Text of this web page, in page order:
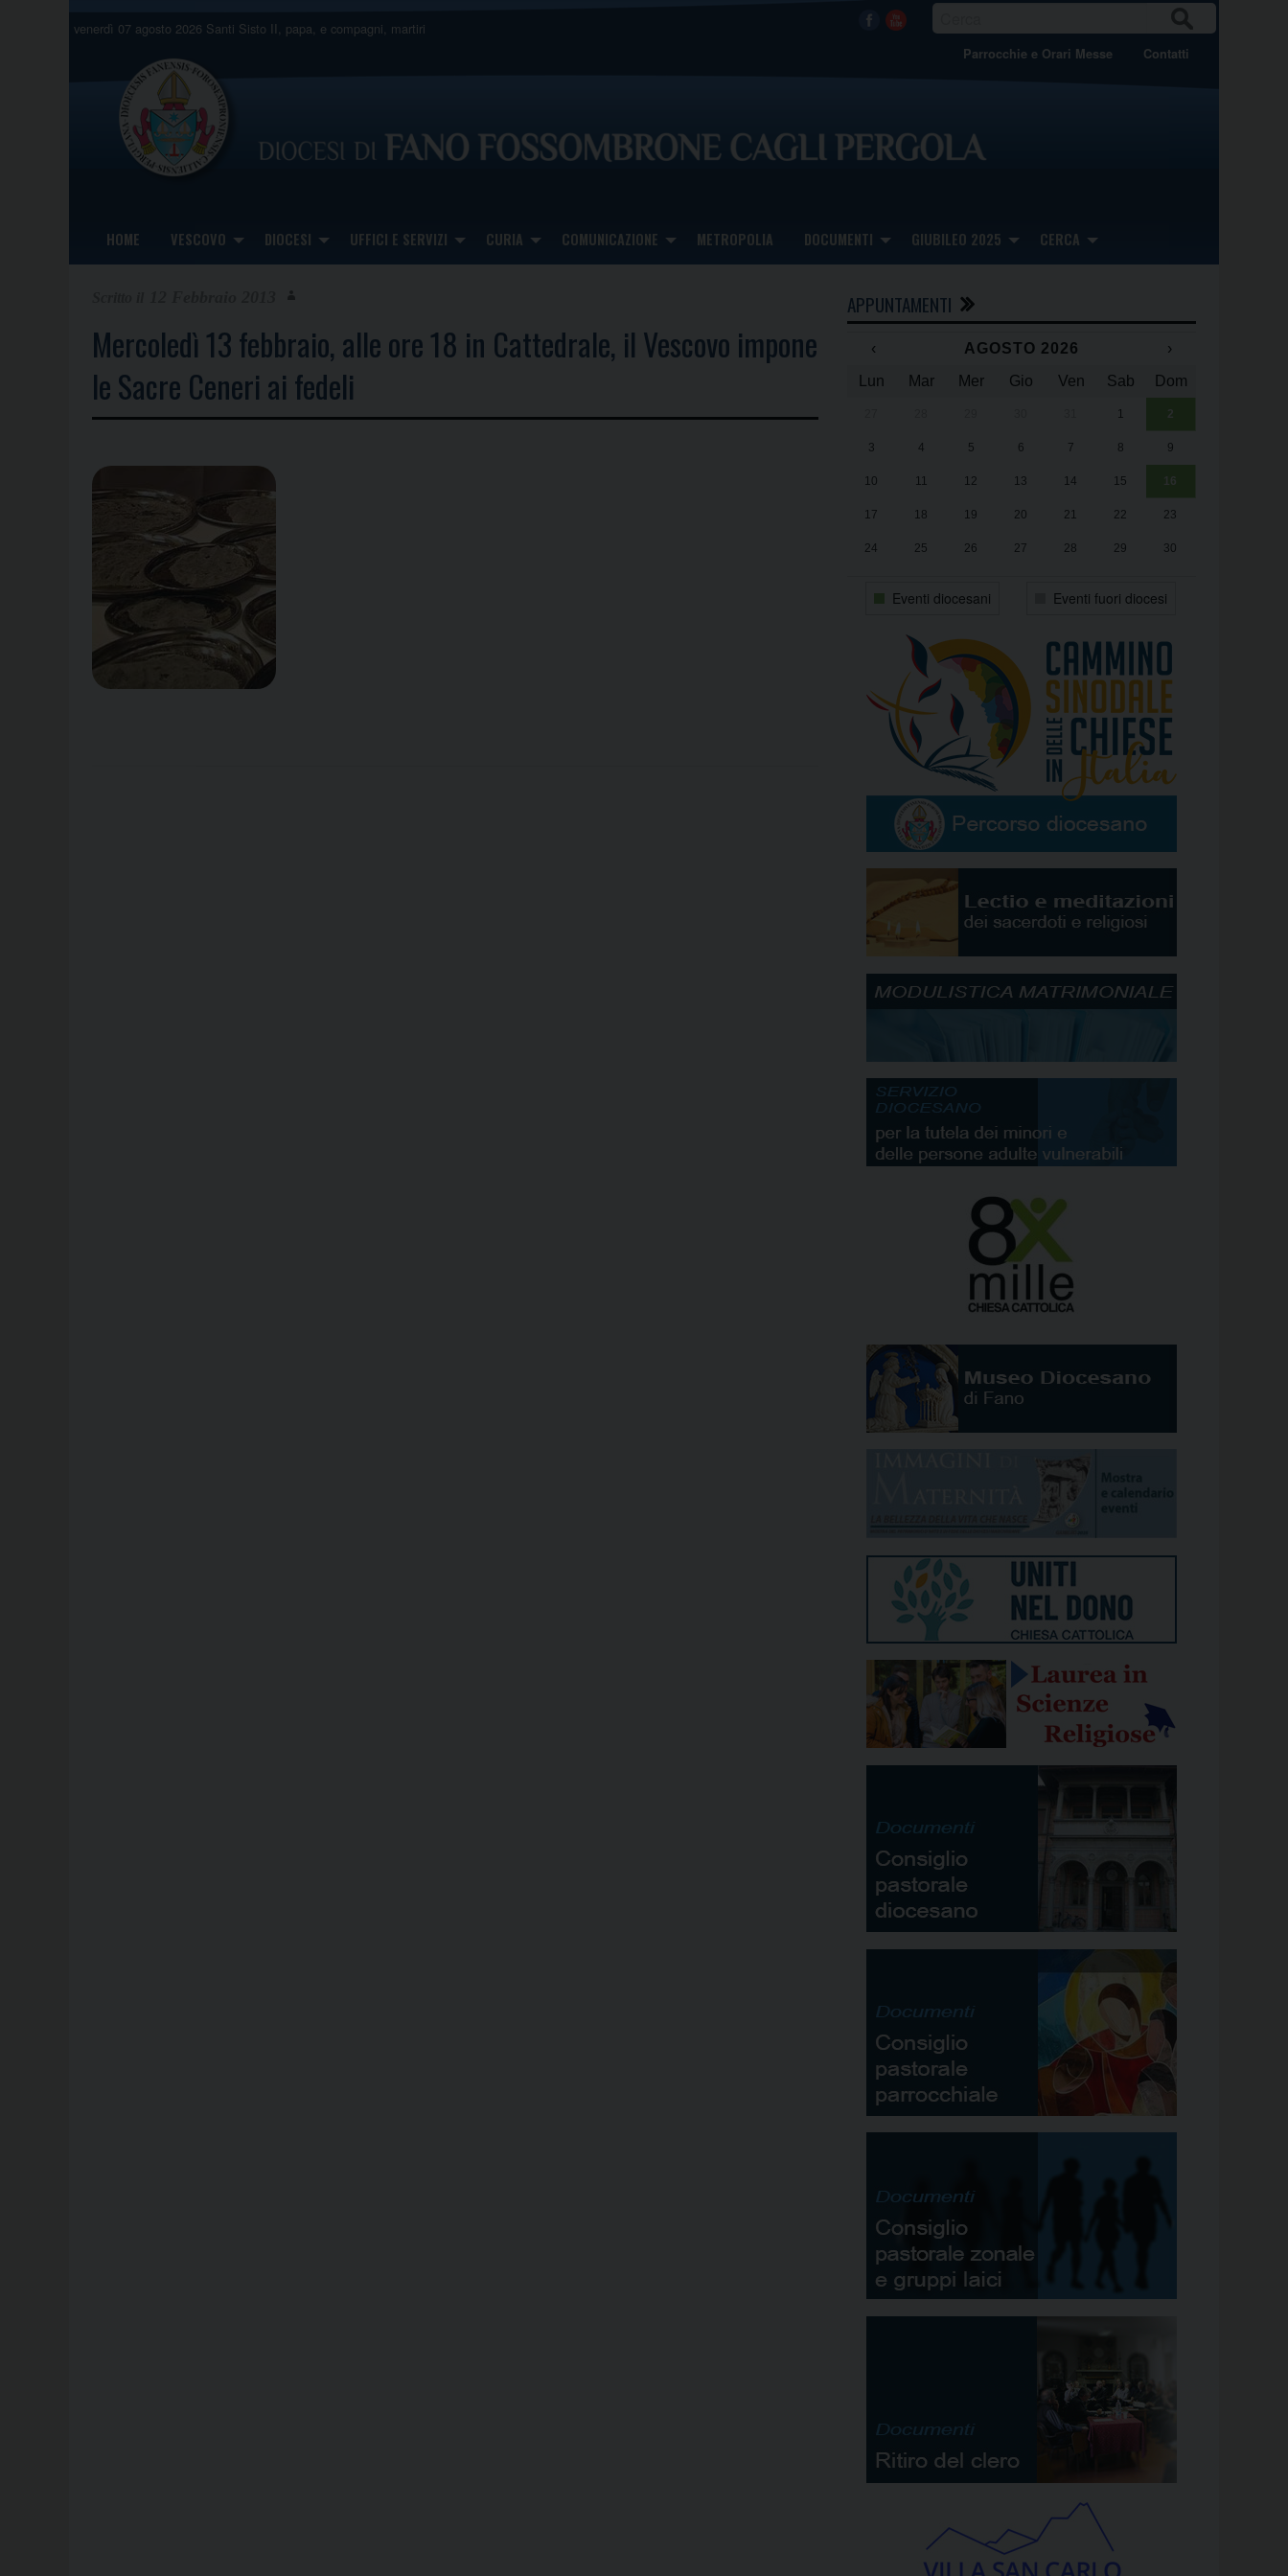
venerdì 07 agosto 2026 Santi Sisto II, papa, e compagni, martiri Facebook
Youtube CA
Parrocchie e Orari Messe Contatti
HOME VESCOVO DIOCESI UFFICI E SERVIZI CURIA COMUNICAZIONE METROPOLIA DOCUMENTI GIUBILEO 2025 CERCA
Mercoledì 13 febbraio, alle ore 18 in Cattedrale, il Vescovo impone
le Sacre Ceneri ai fedeli
APPUNTAMENTI
‹ AGOSTO 2026
›
Lun
Mar Mer Gio Ven Sab Dom
1 2
3 4 5 6 7 8 9
10 11 12 13 14 15 16
17 18 19 20 21 22 23
24 25 26 27 28 29 30
Eventi diocesani Eventi fuori diocesi